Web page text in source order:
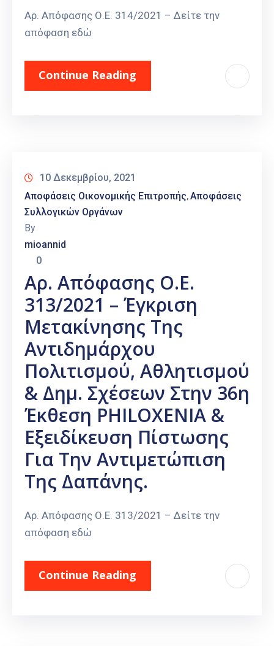
Αρ. Απόφασης Ο.Ε. 314/2021 – Δείτε την
απόφαση εδώ
Continue Reading
10 Δεκεμβρίου, 2021
Αποφάσεις Οικονομικής Επιτροπής‚Αποφάσεις
Συλλογικών Οργάνων
By
mioannid
0
Αρ. Απόφασης Ο.Ε.
313/2021 – Έγκριση
Μετακίνησης Της
Αντιδημάρχου
Πολιτισμού, Αθλητισμού
& Δημ. Σχέσεων Στην 36η
Έκθεση PHILOXENIA &
Εξειδίκευση Πίστωσης
Για Την Αντιμετώπιση
Της Δαπάνης.
Αρ. Απόφασης Ο.Ε. 313/2021 – Δείτε την
απόφαση εδώ
Continue Reading